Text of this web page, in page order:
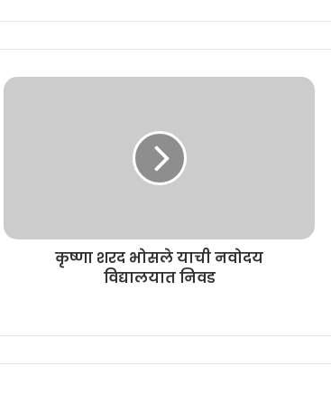
कृष्णा शरद भोसले याची नवोदय
विद्यालयात निवड